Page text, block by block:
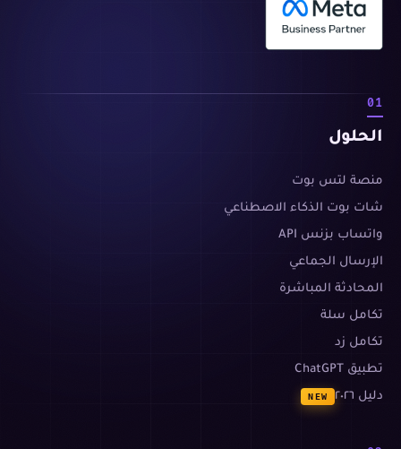
01
الحلول
منصة لتس بوت
شات بوت الذكاء الاصطناعي
واتساب بزنس API
الإرسال الجماعي
المحادثة المباشرة
تكامل سلة
تكامل زد
تطبيق ChatGPT
دليل ٢٠٢٦
NEW